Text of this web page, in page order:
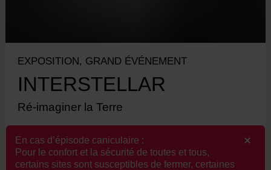
EXPOSITION, GRAND ÉVÉNEMENT
INTERSTELLAR
Ré-imaginer la Terre
PARC DES CHANTIERS / HAB GALERIE
23.05.2026 — 27.09.2026
En cas d’épisode caniculaire :
Pour le confort et la sécurité de toutes et tous,
certains sites sont susceptibles de fermer, certaines